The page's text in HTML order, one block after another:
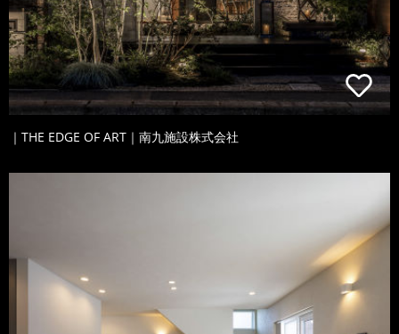
｜THE EDGE OF ART｜南九施設株式会社